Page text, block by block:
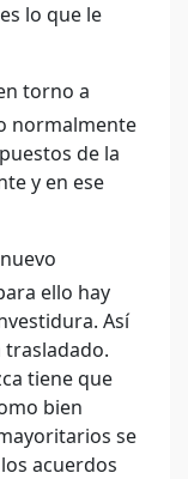
lo que le
torno a
normalmente
de la
y en ese
ello hay
Así
trasladado.
tiene que
bien
se
acuerdos